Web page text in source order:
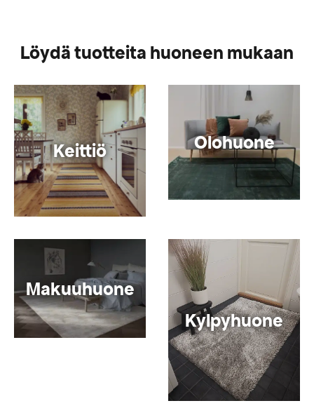
Löydä tuotteita huoneen mukaan
Keittiö Olohuone
Makuuhuone
Kylpyhuone